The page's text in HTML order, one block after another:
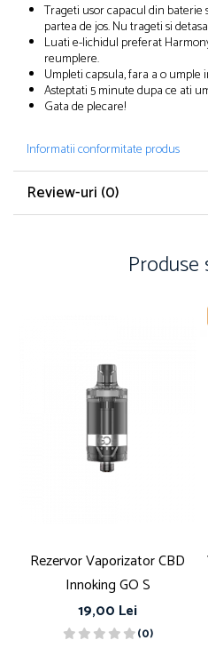
Trageti usor capacul din baterie
partea de jos. Nu trageti si
Luati e-lichidul preferat
reumplere.
Umpleti capsula, fara a o umple
Asteptati 5 minute dupa ce ati
Gata de plecare!
Informatii conformitate produs
Review-uri (0)
Produse
Rezervor Vaporizator CBD
Innoking GO S
19,00 Lei
(0)